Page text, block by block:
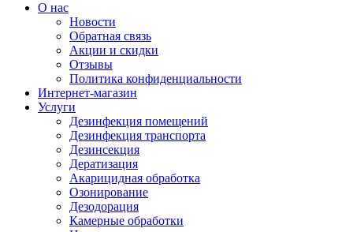
О нас
Новости
Обратная связь
Акции и скидки
Отзывы
Политика конфиденциальности
Интернет-магазин
Услуги
Дезинфекция помещений
Дезинфекция транспорта
Дезинсекция
Дератизация
Акарицидная обработка
Озонирование
Дезодорация
Камерные обработки